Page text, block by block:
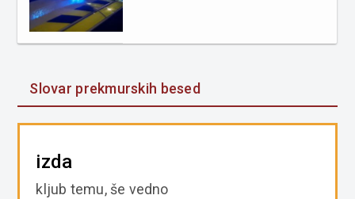
Slovar prekmurskih besed
izda
kljub temu, še vedno